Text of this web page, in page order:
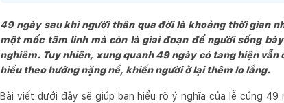
49 ngày sau khi người thân qua đời là khoảng thời gian
một mốc tâm linh mà còn là giai đoạn để người sống
nghiêm. Tuy nhiên, xung quanh 49 ngày có tang hiện
hiểu theo hướng nặng nề, khiến người ở lại thêm lo lắng.
Bài viết dưới đây sẽ giúp bạn hiểu rõ ý nghĩa của lễ cúng